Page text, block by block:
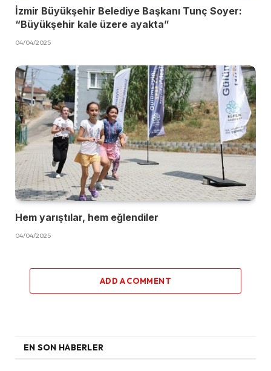
İzmir Büyükşehir Belediye Başkanı Tunç Soyer:
“Büyükşehir kale üzere ayakta”
04/04/2025
Hem yarıştılar, hem eğlendiler
04/04/2025
ADD A COMMENT
EN SON HABERLER